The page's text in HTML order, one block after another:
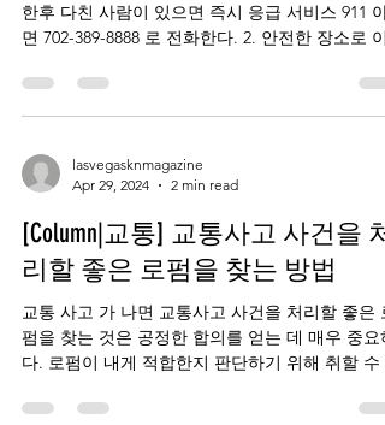
한후 다친 사람이 있으면 즉시 응급 서비스 911 아니
면 702-389-8888 로 전화한다. 2. 안전한 장소로 이
차량을 도로 옆으로...
lasvegasknmagazine
Apr 29, 2024
2 min read
[Column|교통] 교통사고 사건을 처
리할 좋은 로펌을 찾는 방법
교통 사고 가 나면 교통사고 사건을 처리할 좋은 로
펌을 찾는 것은 공정한 합의를 얻는 데 매우 중요하
다. 로펌이 내게 적합한지 판단하기 위해 취할 수
사고 상해 사건 처리 경험만 하고...